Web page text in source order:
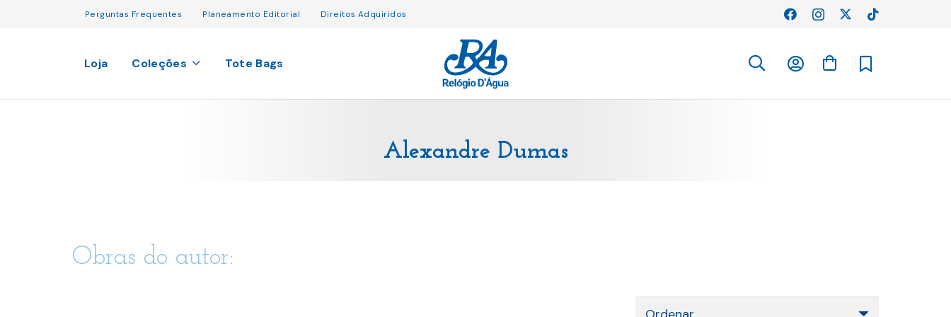
Perguntas Frequentes Planeamento Editorial Direitos Adquiridos
Loja Coleções Tote Bags
Alexandre Dumas
Obras do autor: